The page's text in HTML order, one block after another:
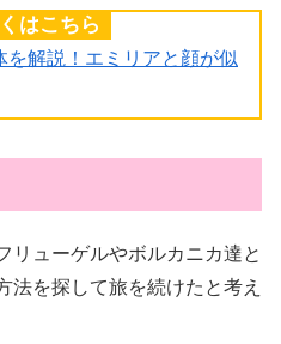
はこちら
解説！エミリアと顔が似
リューゲルやボルカニカ達と
法を探して旅を続けたと考え